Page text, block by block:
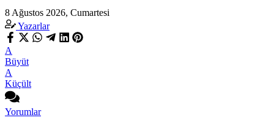
8 Ağustos 2026, Cumartesi
Yazarlar
A
Büyüt
A
Küçült
Yorumlar